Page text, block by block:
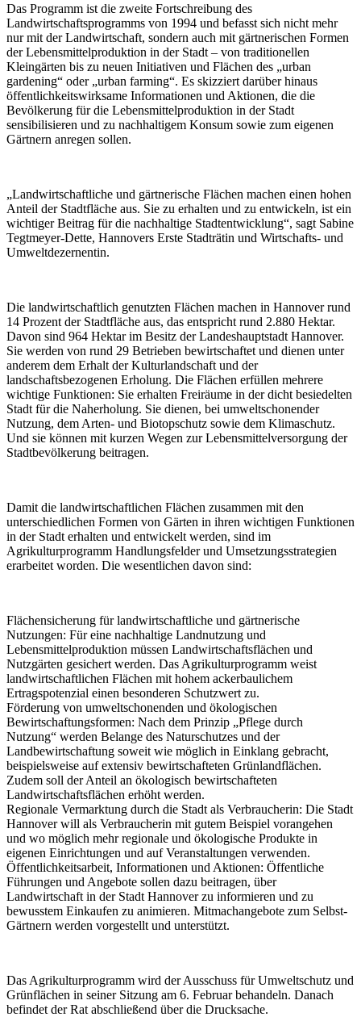
Das Programm ist die zweite Fortschreibung des
Landwirtschaftsprogramms von 1994 und befasst sich nicht mehr
nur mit der Landwirtschaft, sondern auch mit gärtnerischen Formen
der Lebensmittelproduktion in der Stadt – von traditionellen
Kleingärten bis zu neuen Initiativen und Flächen des „urban
gardening“ oder „urban farming“. Es skizziert darüber hinaus
öffentlichkeitswirksame Informationen und Aktionen, die die
Bevölkerung für die Lebensmittelproduktion in der Stadt
sensibilisieren und zu nachhaltigem Konsum sowie zum eigenen
Gärtnern anregen sollen.
„Landwirtschaftliche und gärtnerische Flächen machen einen hohen
Anteil der Stadtfläche aus. Sie zu erhalten und zu entwickeln, ist ein
wichtiger Beitrag für die nachhaltige Stadtentwicklung“, sagt Sabine
Tegtmeyer-Dette, Hannovers Erste Stadträtin und Wirtschafts- und
Umweltdezernentin.
Die landwirtschaftlich genutzten Flächen machen in Hannover rund
14 Prozent der Stadtfläche aus, das entspricht rund 2.880 Hektar.
Davon sind 964 Hektar im Besitz der Landeshauptstadt Hannover.
Sie werden von rund 29 Betrieben bewirtschaftet und dienen unter
anderem dem Erhalt der Kulturlandschaft und der
landschaftsbezogenen Erholung. Die Flächen erfüllen mehrere
wichtige Funktionen: Sie erhalten Freiräume in der dicht besiedelten
Stadt für die Naherholung. Sie dienen, bei umweltschonender
Nutzung, dem Arten- und Biotopschutz sowie dem Klimaschutz.
Und sie können mit kurzen Wegen zur Lebensmittelversorgung der
Stadtbevölkerung beitragen.
Damit die landwirtschaftlichen Flächen zusammen mit den
unterschiedlichen Formen von Gärten in ihren wichtigen Funktionen
in der Stadt erhalten und entwickelt werden, sind im
Agrikulturprogramm Handlungsfelder und Umsetzungsstrategien
erarbeitet worden. Die wesentlichen davon sind:
Flächensicherung für landwirtschaftliche und gärtnerische
Nutzungen: Für eine nachhaltige Landnutzung und
Lebensmittelproduktion müssen Landwirtschaftsflächen und
Nutzgärten gesichert werden. Das Agrikulturprogramm weist
landwirtschaftlichen Flächen mit hohem ackerbaulichem
Ertragspotenzial einen besonderen Schutzwert zu.
Förderung von umweltschonenden und ökologischen
Bewirtschaftungsformen: Nach dem Prinzip „Pflege durch
Nutzung“ werden Belange des Naturschutzes und der
Landbewirtschaftung soweit wie möglich in Einklang gebracht,
beispielsweise auf extensiv bewirtschafteten Grünlandflächen.
Zudem soll der Anteil an ökologisch bewirtschafteten
Landwirtschaftsflächen erhöht werden.
Regionale Vermarktung durch die Stadt als Verbraucherin: Die Stadt
Hannover will als Verbraucherin mit gutem Beispiel vorangehen
und wo möglich mehr regionale und ökologische Produkte in
eigenen Einrichtungen und auf Veranstaltungen verwenden.
Öffentlichkeitsarbeit, Informationen und Aktionen: Öffentliche
Führungen und Angebote sollen dazu beitragen, über
Landwirtschaft in der Stadt Hannover zu informieren und zu
bewusstem Einkaufen zu animieren. Mitmachangebote zum Selbst-
Gärtnern werden vorgestellt und unterstützt.
Das Agrikulturprogramm wird der Ausschuss für Umweltschutz und
Grünflächen in seiner Sitzung am 6. Februar behandeln. Danach
befindet der Rat abschließend über die Drucksache.